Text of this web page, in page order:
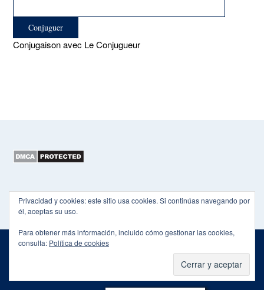
Conjugaison avec Le Conjugueur
Privacidad y cookies: este sitio usa cookies. Si continúas navegando por
él, aceptas su uso.
Para obtener más información, incluido cómo gestionar las cookies,
consulta: Política de cookies
Copyright 2015-2026 EL HEXÁGONO
POLÍTICA DE PRIVACIDAD